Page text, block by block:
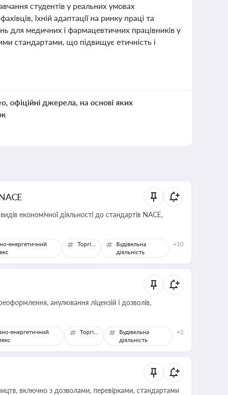
студентів у реальних умовах
їхній адаптації на ринку праці та
для медичних і фармацевтичних працівників у
стандартами, що підвищує етичність і
офіційні джерела, на основі яких
економічної діяльності до стандартів NACE,
енергетичний
Торгівля
Будівельна
діяльність
+10
анулювання ліцензій і дозволів,
енергетичний
Торгівля
Будівельна
діяльність
+2
включно з дозволами, перевірками, стандартами